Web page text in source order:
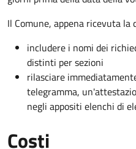
Il Comune, appena ricevuta la
includere i nomi dei
distinti per sezioni
rilasciare
telegramma,
negli appositi elenchi di
Costi